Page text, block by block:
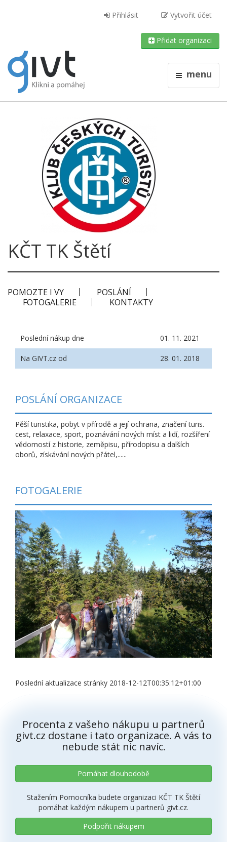
Přihlásit Vytvořit účet
Přidat organizaci
menu
KČT TK Štětí
POMOZTE I VY
POSLÁNÍ
FOTOGALERIE
KONTAKTY
Poslední nákup dne 01. 11. 2021
Na GIVT.cz od 28. 01. 2018
POSLÁNÍ ORGANIZACE
Pěší turistika, pobyt v přírodě a její ochrana, značení turis.
cest, relaxace, sport, poznávání nových míst a lidí, rozšíření
vědomostí z historie, zeměpisu, přírodopisu a dalších
oborů, získávání nových přátel,......
FOTOGALERIE
Poslední aktualizace stránky 2018-12-12T00:35:12+01:00
Procenta z vašeho nákupu u partnerů
givt.cz dostane i tato organizace. A vás to
nebude stát nic navíc.
Pomáhat dlouhodobě
Stažením Pomocníka budete organizaci KČT TK Štětí
pomáhat každým nákupem u partnerů givt.cz.
Podpořit nákupem